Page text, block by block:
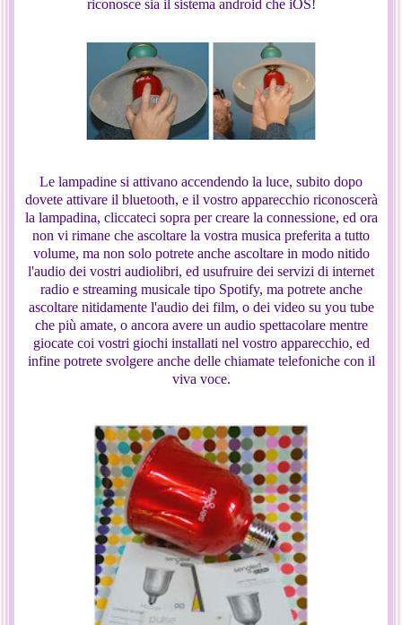
riconosce sia il sistema android che iOS!
Le lampadine si attivano accendendo la luce, subito dopo
dovete attivare il bluetooth, e il vostro apparecchio riconoscerà
la lampadina, cliccateci sopra per creare la connessione, ed ora
non vi rimane che ascoltare la vostra musica preferita a tutto
volume, ma non solo potrete anche ascoltare in modo nitido
l'audio dei vostri audiolibri, ed usufruire dei servizi di internet
radio e streaming musicale tipo Spotify, ma potrete anche
ascoltare nitidamente l'audio dei film, o dei video su you tube
che più amate, o ancora avere un audio spettacolare mentre
giocate coi vostri giochi installati nel vostro apparecchio, ed
infine potrete svolgere anche delle chiamate telefoniche con il
viva voce.